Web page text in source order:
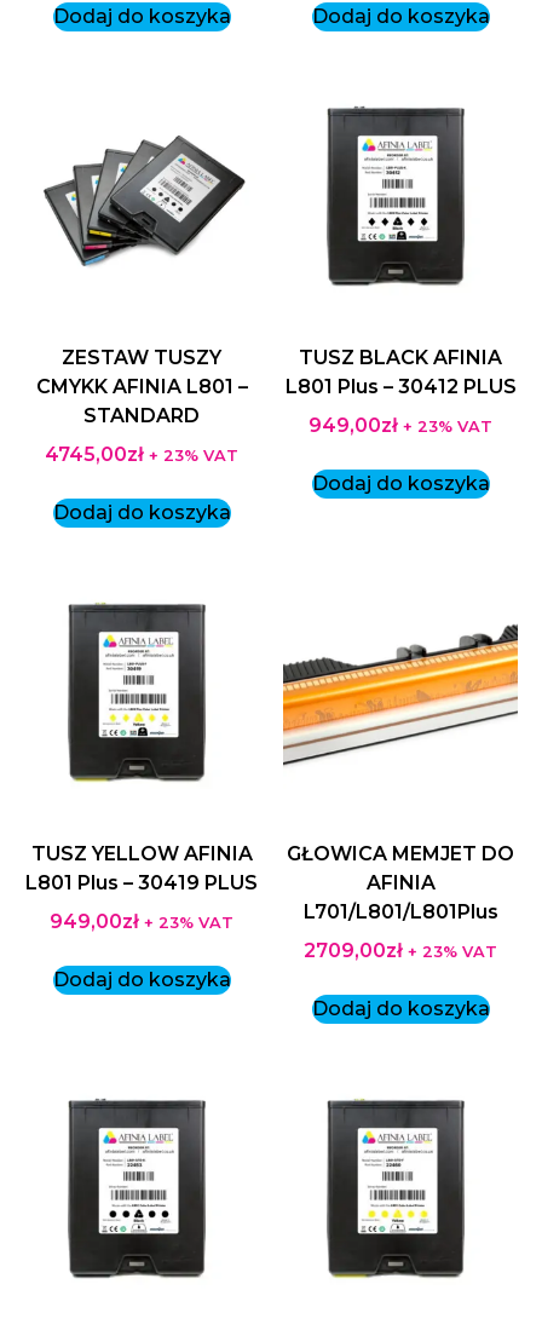
Dodaj do koszyka Dodaj do koszyka
ZESTAW TUSZY
CMYKK AFINIA L801 –
STANDARD
4745,00zł + 23% VAT
Dodaj do koszyka
TUSZ BLACK AFINIA
L801 Plus – 30412 PLUS
949,00zł + 23% VAT
Dodaj do koszyka
TUSZ YELLOW AFINIA
L801 Plus – 30419 PLUS
949,00zł + 23% VAT
Dodaj do koszyka
GŁOWICA MEMJET DO
AFINIA
L701/L801/L801Plus
2709,00zł + 23% VAT
Dodaj do koszyka